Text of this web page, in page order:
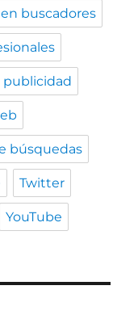
buscadores
publicidad
búsquedas
Twitter
YouTube